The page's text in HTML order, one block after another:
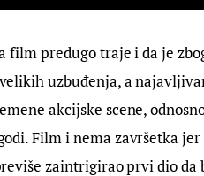
film predugo traje i da je
uzbuđenja, a
akcijske scene,
Film i nema završetka
zaintrigirao prvi dio da